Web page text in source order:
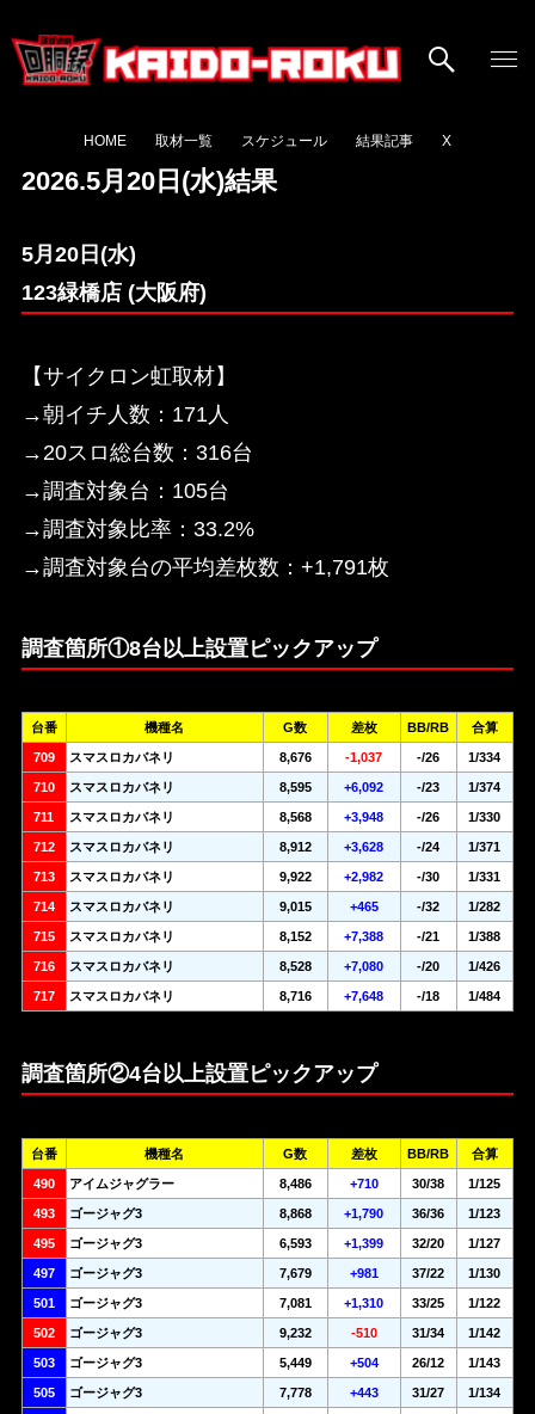
HOME 取材一覧 スケジュール 結果記事 X
2026.5月20日(水)結果
5月20日(水)
123緑橋店 (大阪府)
【サイクロン虹取材】
→朝イチ人数：171人
→20スロ総台数：316台
→調査対象台：105台
→調査対象比率：33.2%
→調査対象台の平均差枚数：+1,791枚
調査箇所①8台以上設置ピックアップ
台番 機種名 G数 差枚 BB/RB 合算
709 スマスロカバネリ 8,676 -1,037 -/26 1/334
710 スマスロカバネリ 8,595 +6,092 -/23 1/374
711 スマスロカバネリ 8,568 +3,948 -/26 1/330
712 スマスロカバネリ 8,912 +3,628 -/24 1/371
713 スマスロカバネリ 9,922 +2,982 -/30 1/331
714 スマスロカバネリ 9,015 +465 -/32 1/282
715 スマスロカバネリ 8,152 +7,388 -/21 1/388
716 スマスロカバネリ 8,528 +7,080 -/20 1/426
717 スマスロカバネリ 8,716 +7,648 -/18 1/484
調査箇所②4台以上設置ピックアップ
台番 機種名 G数 差枚 BB/RB 合算
490 アイムジャグラー 8,486 +710 30/38 1/125
493 ゴージャグ3 8,868 +1,790 36/36 1/123
495 ゴージャグ3 6,593 +1,399 32/20 1/127
497 ゴージャグ3 7,679 +981 37/22 1/130
501 ゴージャグ3 7,081 +1,310 33/25 1/122
502 ゴージャグ3 9,232 -510 31/34 1/142
503 ゴージャグ3 5,449 +504 26/12 1/143
505 ゴージャグ3 7,778 +443 31/27 1/134